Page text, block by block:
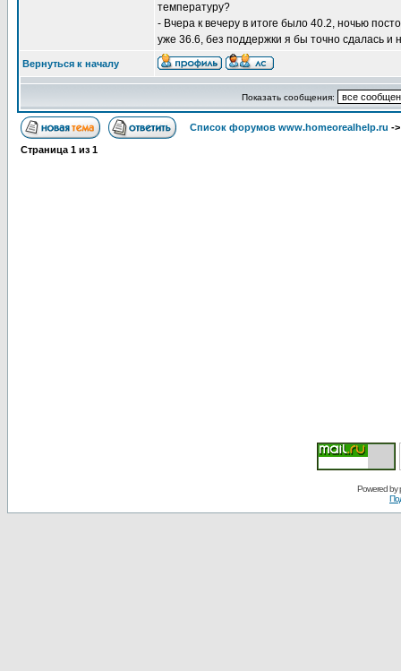
температуру?
- Вчера к вечеру в итоге было 40.2, ночью
уже 36.6, без поддержки я бы точно сдалась и
Вернуться к началу
Показать сообщения:
Список форумов www.homeorealhelp.ru -
Страница 1 из 1
Powered by